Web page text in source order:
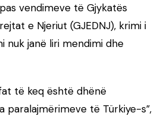
vendimeve të Gjykatës
e Njeriut (GJEDNJ), krimi i
nuk janë liri mendimi dhe
të keq është dhënë
paralajmërimeve të Türkiye-s”,